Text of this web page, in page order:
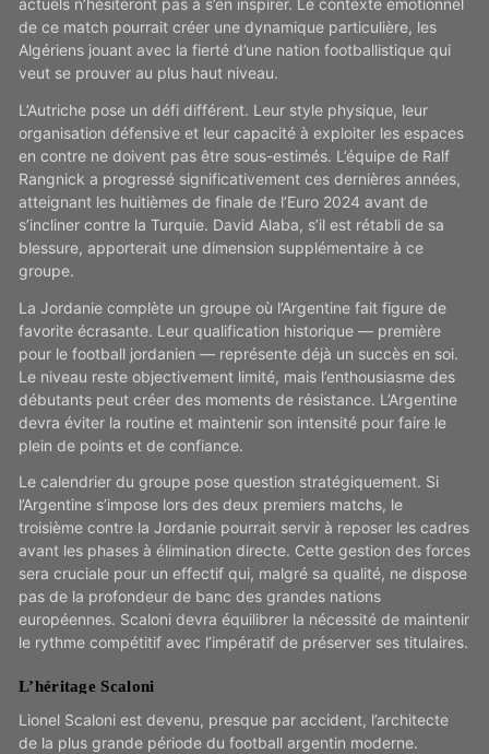
actuels n’hésiteront pas à s’en inspirer. Le contexte émotionnel
de ce match pourrait créer une dynamique particulière, les
Algériens jouant avec la fierté d’une nation footballistique qui
veut se prouver au plus haut niveau.
L’Autriche pose un défi différent. Leur style physique, leur
organisation défensive et leur capacité à exploiter les espaces
en contre ne doivent pas être sous-estimés. L’équipe de Ralf
Rangnick a progressé significativement ces dernières années,
atteignant les huitièmes de finale de l’Euro 2024 avant de
s’incliner contre la Turquie. David Alaba, s’il est rétabli de sa
blessure, apporterait une dimension supplémentaire à ce
groupe.
La Jordanie complète un groupe où l’Argentine fait figure de
favorite écrasante. Leur qualification historique — première
pour le football jordanien — représente déjà un succès en soi.
Le niveau reste objectivement limité, mais l’enthousiasme des
débutants peut créer des moments de résistance. L’Argentine
devra éviter la routine et maintenir son intensité pour faire le
plein de points et de confiance.
Le calendrier du groupe pose question stratégiquement. Si
l’Argentine s’impose lors des deux premiers matchs, le
troisième contre la Jordanie pourrait servir à reposer les cadres
avant les phases à élimination directe. Cette gestion des forces
sera cruciale pour un effectif qui, malgré sa qualité, ne dispose
pas de la profondeur de banc des grandes nations
européennes. Scaloni devra équilibrer la nécessité de maintenir
le rythme compétitif avec l’impératif de préserver ses titulaires.
L’héritage Scaloni
Lionel Scaloni est devenu, presque par accident, l’architecte
de la plus grande période du football argentin moderne.